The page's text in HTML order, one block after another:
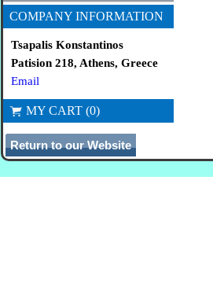
COMPANY INFORMATION
Tsapalis Konstantinos
Patision 218, Athens, Greece
Email
MY CART (0)